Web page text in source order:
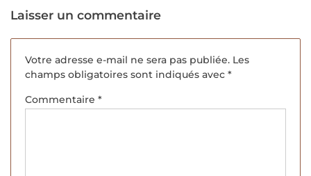
Laisser un commentaire
Votre adresse e-mail ne sera pas publiée. Les
champs obligatoires sont indiqués avec *
Commentaire *